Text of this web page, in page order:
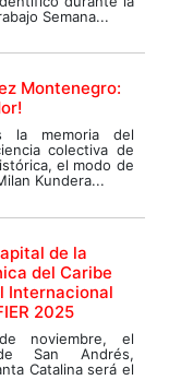
Semana...
Montenegro:
la memoria del
colectiva de
el modo de
Kundera...
de la
del Caribe
Internacional
2025
noviembre, el
San Andrés,
Catalina será el